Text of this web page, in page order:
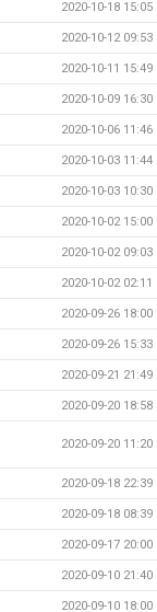
2020-10-18 15:05
2020-10-12 09:53
2020-10-11 15:49
2020-10-09 16:30
2020-10-06 11:46
2020-10-03 11:44
2020-10-03 10:30
2020-10-02 15:00
2020-10-02 09:03
2020-10-02 02:11
2020-09-26 18:00
2020-09-26 15:33
2020-09-21 21:49
2020-09-20 18:58
2020-09-20 11:20
2020-09-18 22:39
2020-09-18 08:39
2020-09-17 20:00
2020-09-10 21:40
2020-09-10 18:00